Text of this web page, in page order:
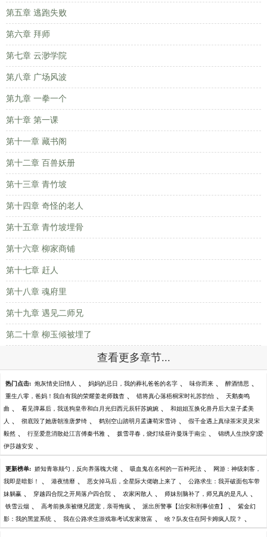
第五章 逃跑失败
第六章 拜师
第七章 云渺学院
第八章 广场风波
第九章 一拳一个
第十章 第一课
第十一章 藏书阁
第十二章 百兽妖册
第十三章 青竹坡
第十四章 奇怪的老人
第十五章 青竹坡埋骨
第十六章 柳家商铺
第十七章 赶人
第十八章 魂府里
第十九章 遇见二师兄
第二十章 柳玉倾被埋了
查看更多章节...
热门点击: 炮灰情史旧情人 、 妈妈的忌日，我的葬礼爸爸的名字 、 味你而来 、 醉酒情思 、
重生八零，爸妈！我自有我的荣耀姜老师魏杳 、 错将真心落梧桐宋时礼苏韵怡 、 天鹅奏鸣
曲 、 看见弹幕后，我送狗皇帝和白月光归西元辰轩苏婉婉 、 和姐姐互换化兽丹后大皇子柔美
人 、 彻底毁了她唐朝淮唐梦绮 、 鹤别空山踏明月孟谦荀宋雪诗 、 假千金遇上真绿茶宋灵灵宋
毅然 、 行至爱意消散处江言傅秦书雅 、 拨雪寻春，烧灯续昼许曼珠于南尘 、 锦绣人生[快穿]爱
伊莎越安安 、
更新榜单: 娇知青靠颠勺，反向养落魄大佬 、 吸血鬼在名柯的一百种死法 、 网游：神级刺客，
我即是暗影！ 、 港夜情靡 、 恶女掉马后，全星际大佬吻上来了 、 公路求生：我开破面包车带
妹躺赢 、 穿越四合院之开局落户四合院 、 农家闲散人 、 师妹别脑补了，师兄真的是凡人 、
铁雪云烟 、 高考前换亲被继兄团宠，亲哥悔疯 、 派出所警事【治安和刑事侦查】 、 紫金幻
影：我的黑篮系统 、 我在公路求生游戏靠考试发家致富 、 啥？队友住在阿卡姆疯人院？ 、